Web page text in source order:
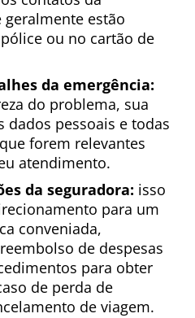
geralmente estão
ou no cartão de
da emergência:
do problema, sua
dados pessoais e todas
forem relevantes
atendimento.
da seguradora: isso
para um
conveniada,
de despesas
para obter
de perda de
de viagem.